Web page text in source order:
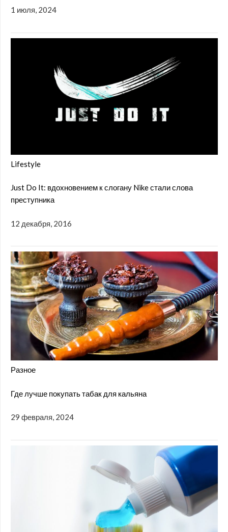
1 июля, 2024
Lifestyle
Just Do It: вдохновением к слогану Nike стали слова
преступника
12 декабря, 2016
Разное
Где лучше покупать табак для кальяна
29 февраля, 2024